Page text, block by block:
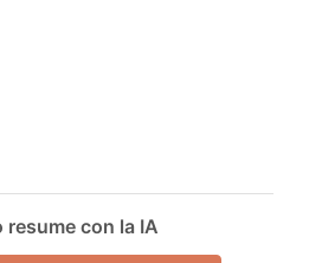
resume con la IA